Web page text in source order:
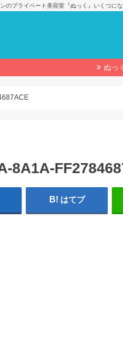
のプライベート美容室『ぬっく』いくつ
ぬっ
8A1A-
はてブ